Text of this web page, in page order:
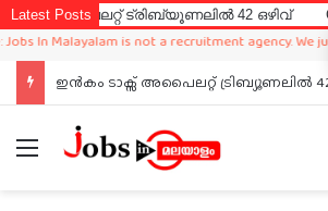
Latest Postsട്രിബ്യൂണലിൽ 42 ഒഴിവ് Cochin
Malayalam is not a recruitment agency. We just
ഇൻകം ടാക്സ് അപൈലറ്റ് ട്രിബ്യൂണലിൽ
Menu